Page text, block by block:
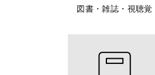
図書・雑誌・視聴覚